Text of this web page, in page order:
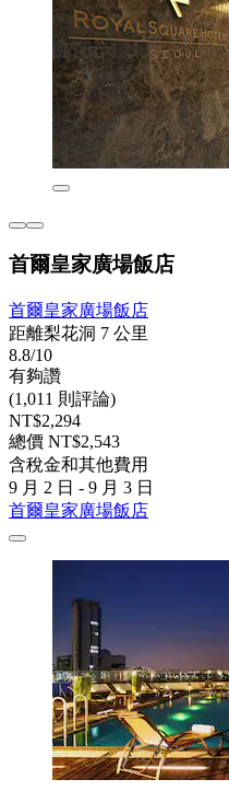
首爾皇家廣場飯店
首爾皇家廣場飯店
距離梨花洞 7 公里
8.8/10
有夠讚
(1,011 則評論)
NT$2,294
總價 NT$2,543
含稅金和其他費用
9 月 2 日 - 9 月 3 日
首爾皇家廣場飯店